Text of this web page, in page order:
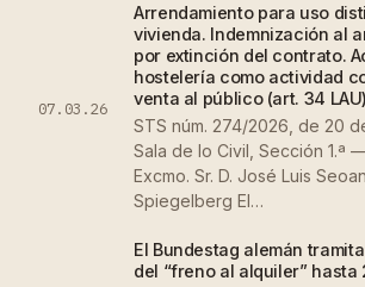
07.03.26
Arrendamiento para uso
vivienda. Indemnización al
por extinción del contrato.
hostelería como actividad
venta al público (art. 34 LAU)
STS núm. 274/2026, de 20
Sala de lo Civil, Sección 1.ª
Excmo. Sr. D. José Luis
Spiegelberg El…
El Bundestag alemán
del “freno al alquiler” hasta